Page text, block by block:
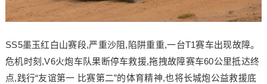
SS5墨玉红白山赛段,严重沙阻,陷阱重重,一台T1赛车出现故障。
危机时刻,V6火炮车队果断停车救援,拖拽故障赛车60公里抵达终
点,践行“友谊第一 比赛第二”的体育精神,也将长城炮公益救援底